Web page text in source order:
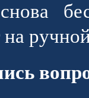
на